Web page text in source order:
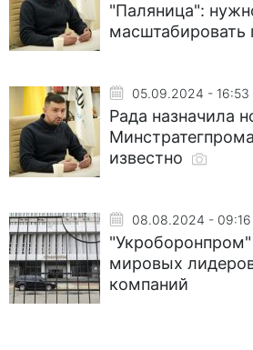
"Паляница":
масштабировать
05.09.2024 - 16:53
Рада назначила
известно
08.08.2024 - 09:16
мировых
компаний